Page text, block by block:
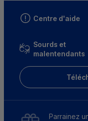
Centre d'aide
Sourds et
malentendants
Parrainez